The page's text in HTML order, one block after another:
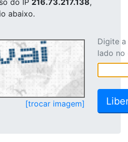
do IP 216.73.217.138,
abaixo.
[trocar imagem]
Digite
lado no